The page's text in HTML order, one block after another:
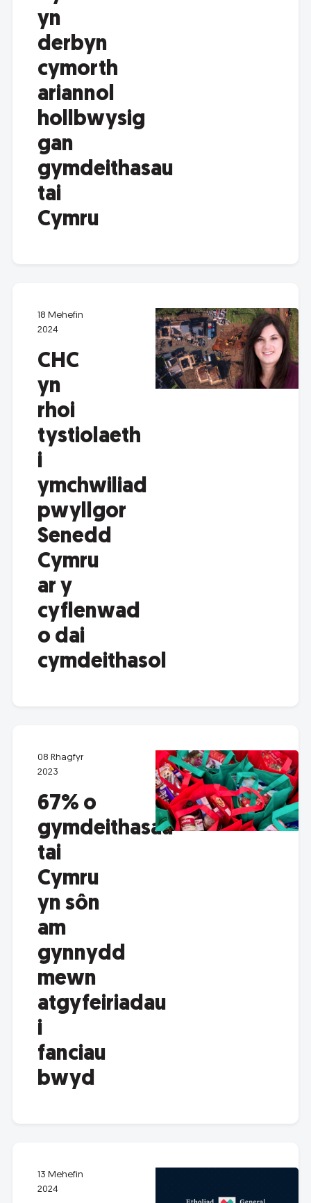
yn
derbyn
cymorth
ariannol
hollbwysig
gan
gymdeithasau
tai
Cymru
18 Mehefin
2024
CHC
yn
rhoi
tystiolaeth
i
ymchwiliad
pwyllgor
Senedd
Cymru
ar y
cyflenwad
o dai
cymdeithasol
08 Rhagfyr
2023
67% o
gymdeithasau
tai
Cymru
yn sôn
am
gynnydd
mewn
atgyfeiriadau
i
fanciau
bwyd
13 Mehefin
2024